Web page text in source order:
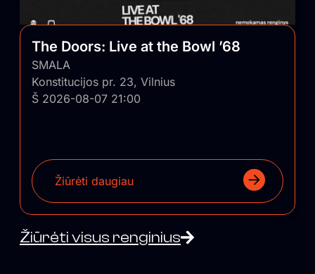
The Doors: Live at the Bowl ’68
SMALA
Konstitucijos pr. 23, Vilnius
Š 2026-08-07 21:00
Žiūrėti daugiau
Žiūrėti visus renginius